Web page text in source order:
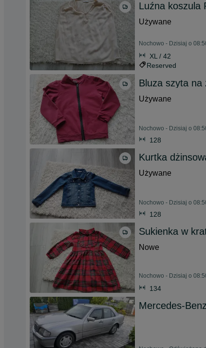
Luźna koszula
Używane
Nochowo - Dzisiaj o
XL / 42
Reserved
Bluza szyta na
Używane
Nochowo - Dzisiaj o
128
Kurtka
Używane
Nochowo - Dzisiaj o
128
Sukienka w
Nowe
Nochowo - Dzisiaj o
134
Mercedes-